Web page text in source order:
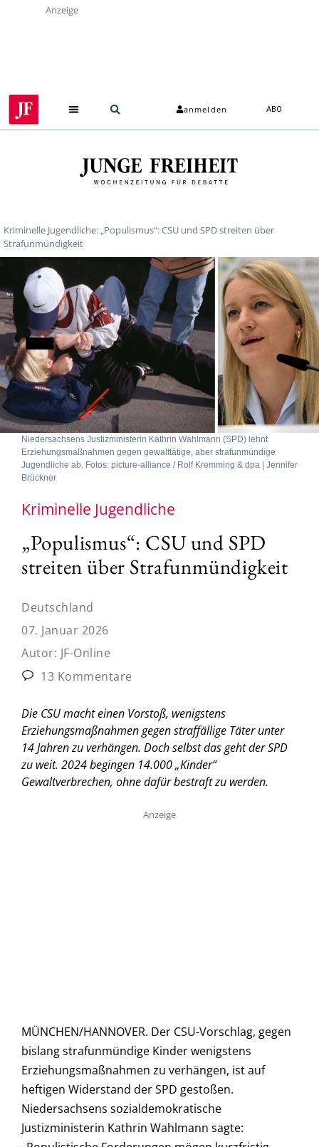
Anzeige
anmelden ABO
Kriminelle Jugendliche: „Populismus“: CSU und SPD streiten über
Strafunmündigkeit
Niedersachsens Justizministerin Kathrin Wahlmann (SPD) lehnt
Erziehungsmaßnahmen gegen gewalttätige, aber strafunmündige
Jugendliche ab. Fotos: picture-alliance / Rolf Kremming & dpa | Jennifer
Brückner
Kriminelle Jugendliche
„Populismus“: CSU und SPD
streiten über Strafunmündigkeit
Deutschland
07. Januar 2026
Autor: JF-Online
13 Kommentare
Die CSU macht einen Vorstoß, wenigstens
Erziehungsmaßnahmen gegen straffällige Täter unter
14 Jahren zu verhängen. Doch selbst das geht der SPD
zu weit. 2024 begingen 14.000 „Kinder“
Gewaltverbrechen, ohne dafür bestraft zu werden.
Anzeige
MÜNCHEN/HANNOVER. Der CSU-Vorschlag, gegen
bislang strafunmündige Kinder wenigstens
Erziehungsmaßnahmen zu verhängen, ist auf
heftigen Widerstand der SPD gestoßen.
Niedersachsens sozialdemokratische
Justizministerin Kathrin Wahlmann sagte: